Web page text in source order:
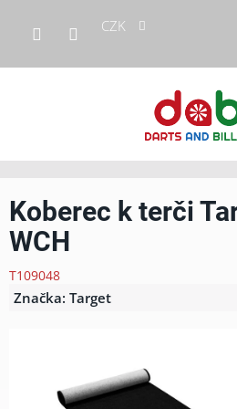
obsah
CZK
Koberec k terči
WCH
T109048
Značka: Target